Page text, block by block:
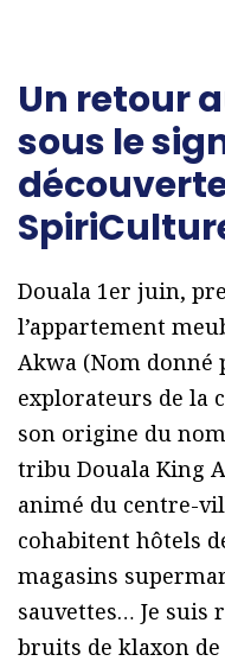
Un retour
sous le
Douala 1er juin,
l’appartement
Akwa (Nom donné
explorateurs de la
son origine du
tribu Douala King
animé du centre-
cohabitent hôtels
magasins
sauvettes… Je suis
bruits de klaxon